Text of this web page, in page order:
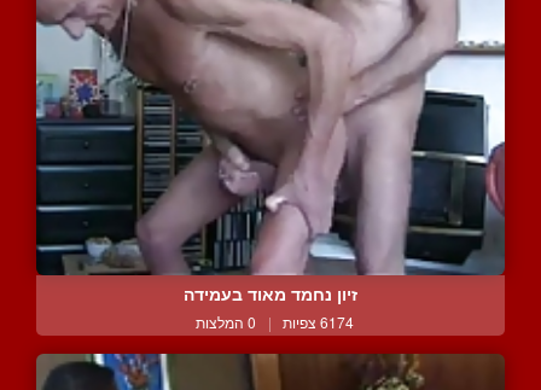
זיון נחמד מאוד בעמידה
6174 צפיות | 0 המלצות